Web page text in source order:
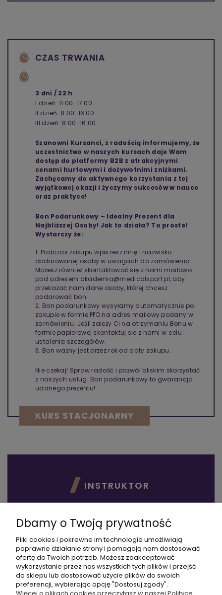
CZAS TRWANIA
3 dni / 22 h
I dzień: 11:00-17:00
II dzień: 8:00-16:00
III dzień: 8:00-16:00
Szanowni Kursanci, z radością informujemy, że
uczestnictwo w naszych kursach daje Wam
dostęp do platformy B2B z atrakcyjnymi
cenami hurtowymi i dożywotnimi zniżkami.
Zachęcamy do aktywnego korzystania z tej
wyjątkowej okazji i życzymy sukcesów w nauce
oraz praktyce!
Bon Podarunkowy – Idealny Prezent dla
Najbliższej Osoby! Jak to działa? To proste!
Wystarczy że:
1. Podczas zakupu wpiszesz imię i nazwisko
obdarowanej osoby w uwagach do zamówienia.
Możesz również skontaktować się z nami mailowo
pod adresem akademia@medicalsport.pl, aby
przekazać nam dane osoby, której chcesz
podarować bon.
2. Bon podarunkowy wysyłamy automatycznie po
zakupie w formie PFD na adres mailowy podany w
zamówieniu. Jeśli zależy Ci na otrzymaniu Bonu w
formie papierowej skontaktuj sie z nami w celu
ustalenia szczegółów.
3. Bon ważny jest przez rok od daty zakupu.
Nie czekaj! Spraw radość i pozwól bliskim skorzystać
z naszych usług. Bon podarunkowy to gwarancja
udanego prezentu!
KURS STACJONARNY
INSTRUKTOR
Dbamy o Twoją prywatność
Pliki cookies i pokrewne im technologie umożliwiają
poprawne działanie strony i pomagają nam dostosować
ofertę do Twoich potrzeb. Możesz zaakceptować
wykorzystanie przez nas wszystkich tych plików i przejść
do sklepu lub dostosować użycie plików do swoich
preferencji, wybierając opcję "Dostosuj zgody".